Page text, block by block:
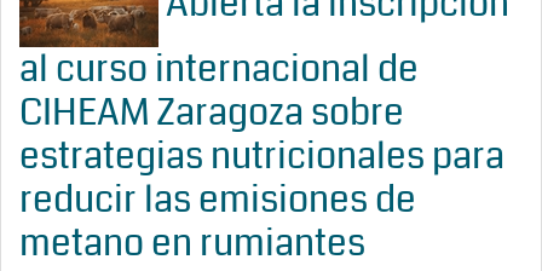
al curso internacional de
CIHEAM Zaragoza sobre
estrategias nutricionales para
reducir las emisiones de
metano en rumiantes